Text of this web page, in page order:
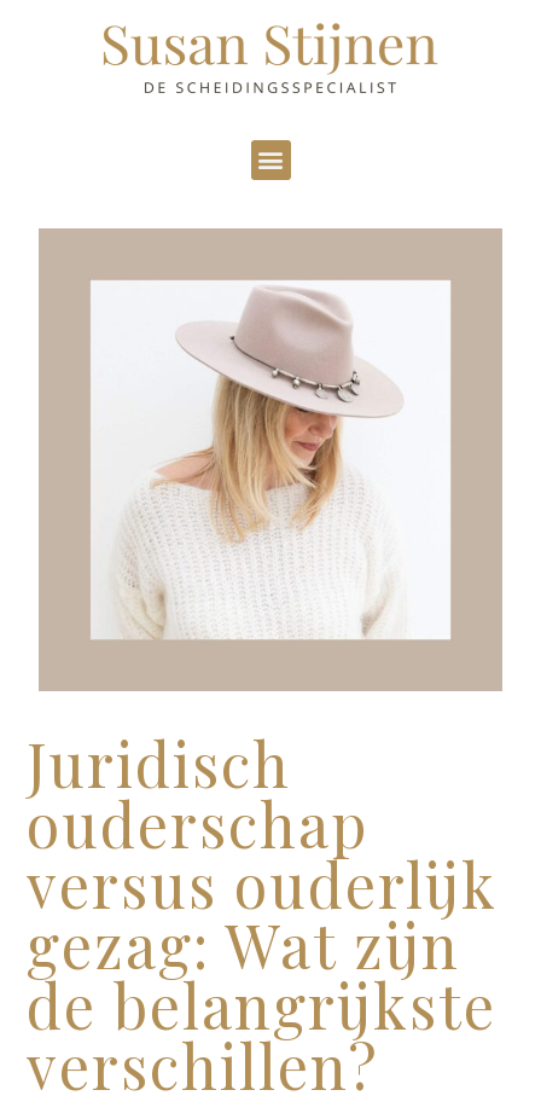
Juridisch
ouderschap
versus ouderlijk
gezag: Wat zijn
de belangrijkste
verschillen?